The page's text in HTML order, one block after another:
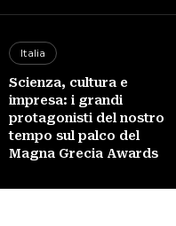
Italia
Scienza, cultura e
impresa: i grandi
protagonisti del nostro
tempo sul palco del
Magna Grecia Awards